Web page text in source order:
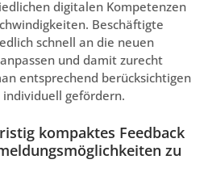
digitalen Kompetenzen
Beschäftigte
schnell an die neuen
und damit zurecht
entsprechend berücksichtigen
gefördern.
kompaktes Feedback
zu